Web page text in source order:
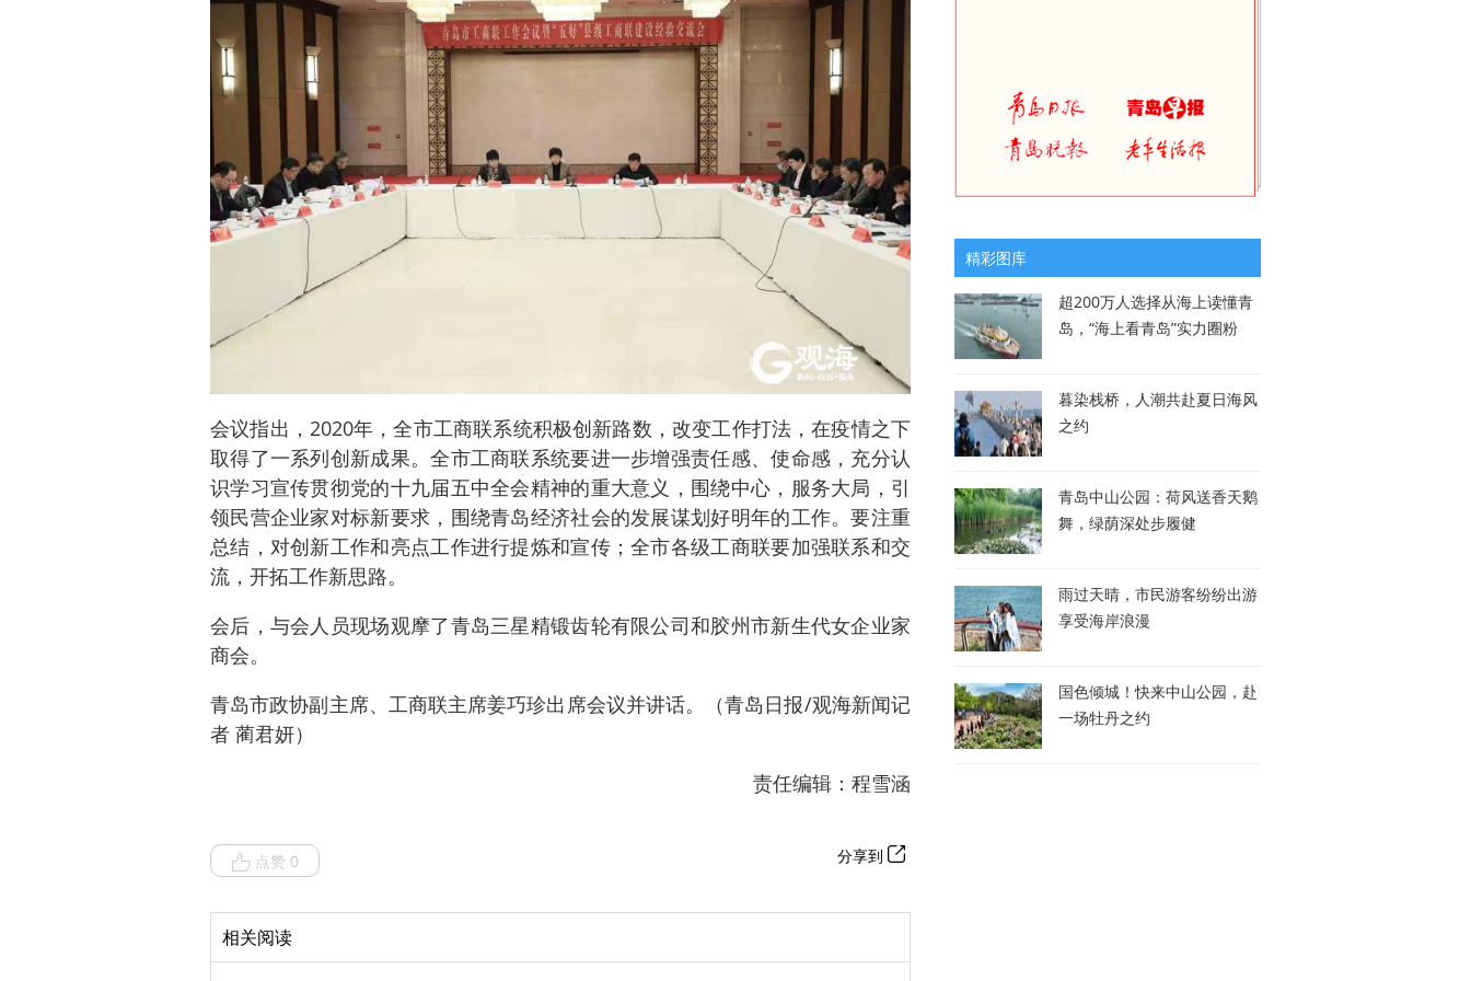
会议指出，2020年，全市工商联系统积极创新路数，改变工作打法，在疫情之下
取得了一系列创新成果。全市工商联系统要进一步增强责任感、使命感，充分认
识学习宣传贯彻党的十九届五中全会精神的重大意义，围绕中心，服务大局，引
领民营企业家对标新要求，围绕青岛经济社会的发展谋划好明年的工作。要注重
总结，对创新工作和亮点工作进行提炼和宣传；全市各级工商联要加强联系和交
流，开拓工作新思路。
会后，与会人员现场观摩了青岛三星精锻齿轮有限公司和胶州市新生代女企业家
商会。
青岛市政协副主席、工商联主席姜巧珍出席会议并讲话。（青岛日报/观海新闻记
者 蔺君妍）
责任编辑：程雪涵
点赞 0 分享到
相关阅读
精彩图库
超200万人选择从海上读懂青
岛，“海上看青岛”实力圈粉
暮染栈桥，人潮共赴夏日海风
之约
青岛中山公园：荷风送香天鹅
舞，绿荫深处步履健
雨过天晴，市民游客纷纷出游
享受海岸浪漫
国色倾城！快来中山公园，赴
一场牡丹之约